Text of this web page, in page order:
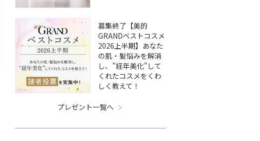
募集終了【美的
GRANDベストコスメ
2026上半期】あなた
の肌・髪悩みを解消
し、”経年美化”して
くれたコスメをくわ
しく教えて！
プレゼント一覧へ